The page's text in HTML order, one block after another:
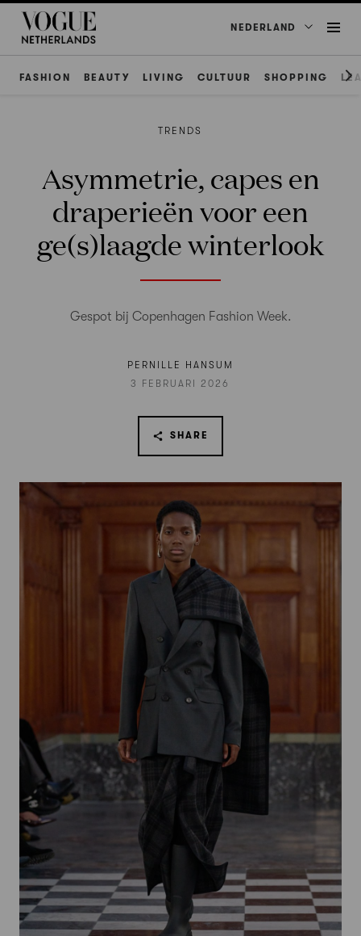
NEDERLAND
FASHION BEAUTY LIVING CULTUUR SHOPPING
TRENDS
Asymmetrie, capes en
draperieën voor een
ge(s)laagde winterlook
Gespot bij Copenhagen Fashion Week.
PERNILLE HANSUM
3 FEBRUARI 2026
SHARE